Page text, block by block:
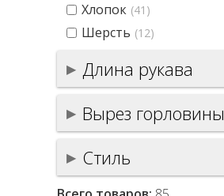
Хлопок (41)
Шерсть (12)
Длина рукава
Вырез горловины
Стиль